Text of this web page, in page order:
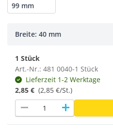
99 mm
Breite: 40 mm
1 Stück
Art.-Nr.: 481 0040-1 Stück
Lieferzeit 1-2 Werktage
2,85 € (2,85 €/St.)
remove add